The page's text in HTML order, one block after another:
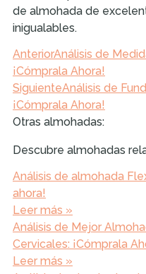
de almohada de
inigualables.
AnteriorAnálisis de
¡Cómprala Ahora!
SiguienteAnálisis de
¡Cómprala Ahora!
Otras almohadas:
Descubre almohadas
Análisis de almohada
ahora!
Leer más »
Análisis de Mejor
Cervicales: ¡Cómprala
Leer más »